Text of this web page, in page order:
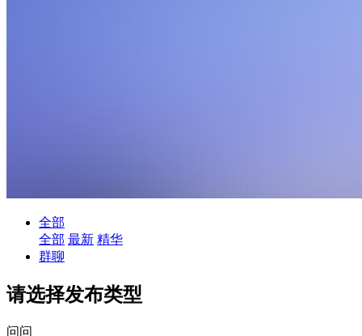
全部
全部 最新 精华
群聊
请选择发布类型
问问